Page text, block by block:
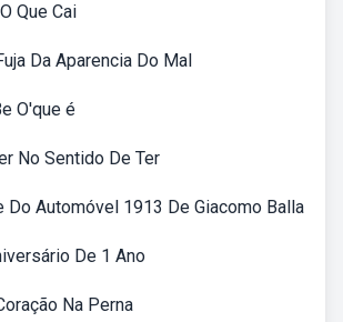
Que Cai
Da Aparencia Do Mal
O'que é
No Sentido De Ter
Do Automóvel 1913 De Giacomo Balla
De 1 Ano
Na Perna